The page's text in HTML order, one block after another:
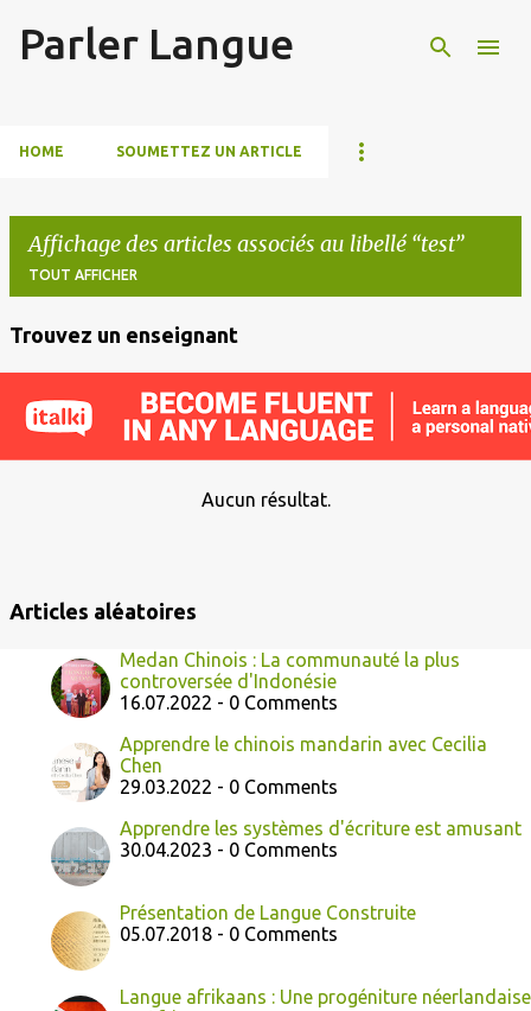
Parler Langue
HOME SOUMETTEZ UN ARTICLE
Affichage des articles associés au libellé test
TOUT AFFICHER
i
Trouvez un enseignant
Aucun résultat.
Articles aléatoires
Medan Chinois : La communauté la plus
controversée d'Indonésie
16.07.2022 - 0 Comments
Apprendre le chinois mandarin avec Cecilia
Chen
29.03.2022 - 0 Comments
Apprendre les systèmes d'écriture est amusant
30.04.2023 - 0 Comments
Présentation de Langue Construite
05.07.2018 - 0 Comments
Langue afrikaans : Une progéniture néerlandaise